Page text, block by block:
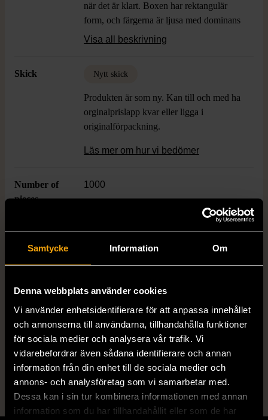
Samtycke Information Om
Denna webbplats använder cookies
Vi använder enhetsidentifierare för att anpassa innehållet
och annonserna till användarna, tillhandahålla funktioner
för sociala medier och analysera vår trafik. Vi
vidarebefordrar även sådana identifierare och annan
information från din enhet till de sociala medier och
annons- och analysföretag som vi samarbetar med.
Dessa kan i sin tur kombinera informationen med annan
information som du har tillhandahållit eller som de har
när det är klart. Boxen har rektangulär
form, och färgerna är ljusa med dominans
av gröna och gula toner. Passar dig som
Visa all beskrivning
Skick Nytt skick
Produkten är som ny. Kan till och med ha
orginalprislapp kvar eller ligga i
originalförpackning.
Läs mer om hur vi bedömer
Number of
pieces
1000
Varumärke Fame puzzles
Produkten är unik och finns enbart som 1 st i lager.
Fri frakt på alla köp över 990 kr.
14 dagars ångerrät.